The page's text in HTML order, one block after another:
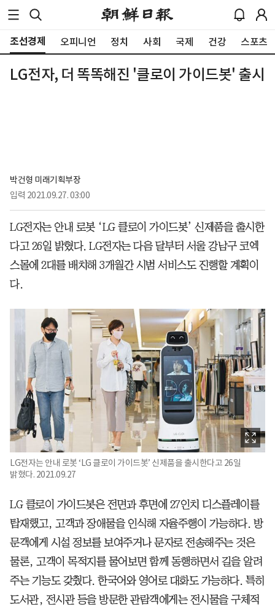
조선경제 오피니언 정치 사회 국제 건강 스포츠
LG전자, 더 똑똑해진 '클로이 가이드봇' 출시
박건형 미래기획부장
입력 2021.09.27. 03:00
LG전자는 안내 로봇 ‘LG 클로이 가이드봇’ 신제품을 출시한
다고 26일 밝혔다. LG전자는 다음 달부터 서울 강남구 코엑
스몰에 2대를 배치해 3개월간 시범 서비스도 진행할 계획이
다.
LG전자는 안내 로봇 ‘LG 클로이 가이드봇’ 신제품을 출시한다고 26일
밝혔다. 2021.09.27
LG 클로이 가이드봇은 전면과 후면에 27인치 디스플레이를
탑재했고, 고객과 장애물을 인식해 자율주행이 가능하다. 방
문객에게 시설 정보를 보여주거나 문자로 전송해주는 것은
물론, 고객이 목적지를 물어보면 함께 동행하면서 길을 알려
주는 기능도 갖췄다. 한국어와 영어로 대화도 가능하다. 특히
도서관, 전시관 등을 방문한 관람객에게는 전시물을 구체적